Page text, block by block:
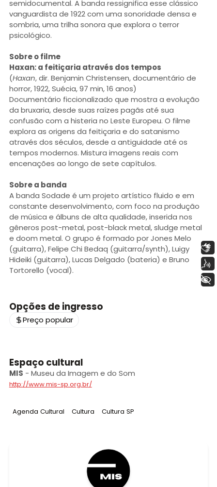
semidocumental. A banda ressignifica esse clássico
vanguardista de 1922 com uma sonoridade densa e
sombria, uma trilha sonora que explora o terror
psicológico.
Sobre o filme
Haxan: a feitiçaria através dos tempos
(Haxan, dir. Benjamin Christensen, documentário de
horror, 1922, Suécia, 97 min, 16 anos)
Documentário ficcionalizado que mostra a evolução
da bruxaria, desde suas raízes pagãs até sua
confusão com a histeria no Leste Europeu. O filme
explora as origens da feitiçaria e do satanismo
através dos séculos, desde a antiguidade até os
tempos modernos. Mistura imagens reais com
encenações ao longo de sete capítulos.
Sobre a banda
A banda Sodade é um projeto artístico fluido e em
constante desenvolvimento, com foco na produção
de música e álbuns de alta qualidade, inserida nos
gêneros post-metal, post-black metal, sludge metal
e doom metal. O grupo é formado por Jones Melo
(guitarra), Felipe Chi Bedaq (guitarra/synth), Luigy
Hideiki (guitarra), Lucas Delgado (bateria) e Bruno
Tortorello (vocal).
Opções de ingresso
Preço popular
Espaço cultural
MIS - Museu da Imagem e do Som
http://www.mis-sp.org.br/
Tag:
Agenda Cultural Tag:
Cultura Tag:
Cultura SP
Libras
Voz